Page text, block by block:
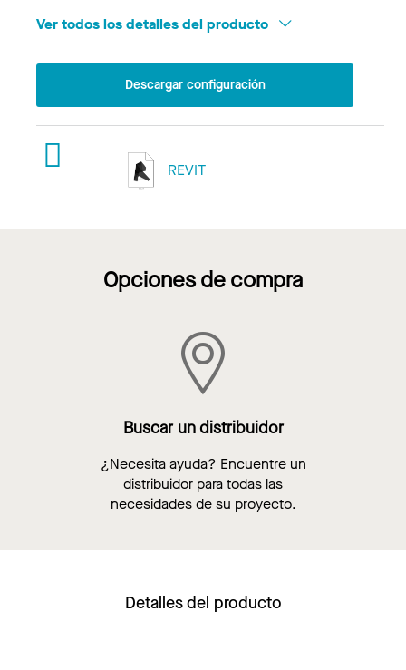
Ver todos los detalles del producto
Descargar configuración
REVIT
Opciones de compra
Buscar un distribuidor
¿Necesita ayuda? Encuentre un
distribuidor para todas las
necesidades de su proyecto.
Detalles del producto